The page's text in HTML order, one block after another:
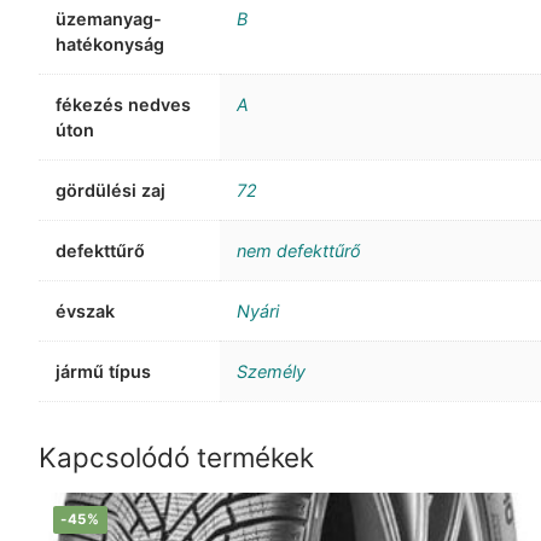
üzemanyag-
hatékonyság
B
fékezés nedves
úton
A
gördülési zaj 72
defekttűrő nem defekttűrő
évszak Nyári
jármű típus Személy
Kapcsolódó termékek
-45%